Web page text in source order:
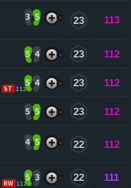
3 5 23 113
5 4 23 112
ST 112
5 4 23 112
5 5 23 112
4 5 22 112
RW 111
5 3 22 111